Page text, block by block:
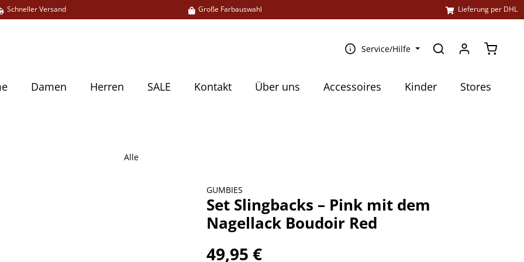
Schneller Versand Große Farbauswahl Lieferung per DHL
Service/Hilfe
Damen Herren SALE Kontakt Über uns Accessoires Kinder Stores
Alle
GUMBIES
Set Slingbacks – Pink mit dem
Nagellack Boudoir Red
49,95 €